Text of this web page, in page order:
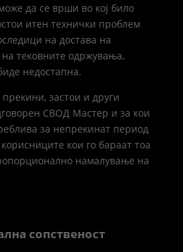
да се врши во кој било
итен технички проблем
на достава на
на тековните одржувања,
недостапна.
прекини, застои и други
СВОД Мастер и за кои
за непрекинат период
кои го бараат тоа
намалување на
сопственост